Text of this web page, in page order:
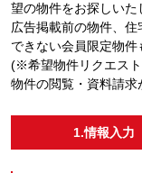
望の物件をお探しいた
広告掲載前の物件、
できない会員限定物件
(※希望物件リクエス
物件の閲覧・資料請
1.情報入力